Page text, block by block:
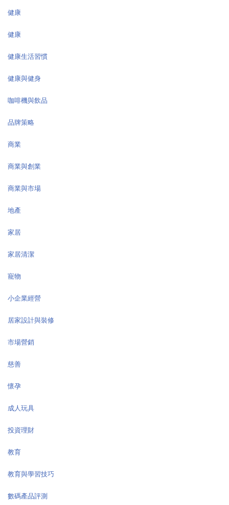
健康
健康
健康生活習慣
健康與健身
咖啡機與飲品
品牌策略
商業
商業與創業
商業與市場
地產
家居
家居清潔
寵物
小企業經營
居家設計與裝修
市場營銷
慈善
懷孕
成人玩具
投資理財
教育
教育與學習技巧
數碼產品評測